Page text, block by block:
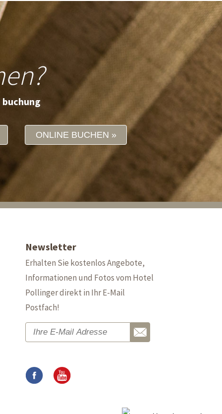
ONLINE BUCHEN
Newsletter
Erhalten Sie kostenlos Angebote,
Informationen und Fotos vom Hotel
Pollinger direkt in Ihr E-Mail
Postfach!